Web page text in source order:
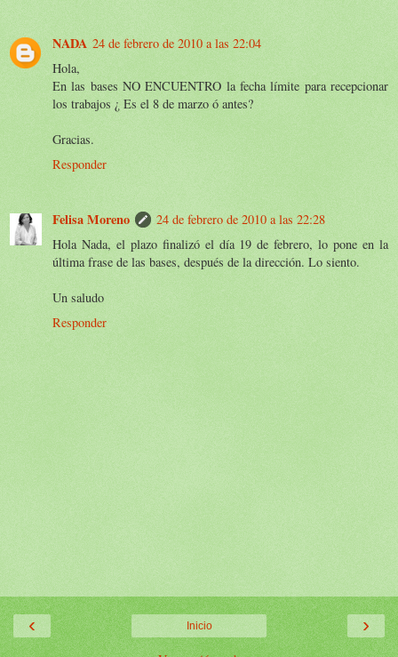
NADA 24 de febrero de 2010 a las 22:04
Hola,
En las bases NO ENCUENTRO la fecha límite para recepcionar
los trabajos ¿ Es el 8 de marzo ó antes?
Gracias.
Responder
Felisa Moreno
24 de febrero de 2010 a las 22:28
Hola Nada, el plazo finalizó el día 19 de febrero, lo pone en la
última frase de las bases, después de la dirección. Lo siento.
Un saludo
Responder
‹ ›
Inicio